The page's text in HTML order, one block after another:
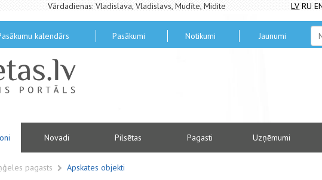
Vārdadienas: Vladislava, Vladislavs, Mudīte, Midite LV RU
kalendārs Pasākumi Notikumi Jaunumi
Novadi Pilsētas Pagasti Uzņēmumi
pagasts Apskates objekti